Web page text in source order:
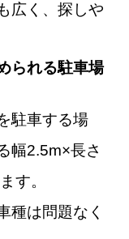
広く、探しや
られる駐車場
駐車する場
幅2.5m×長さ
す。
種は問題なく